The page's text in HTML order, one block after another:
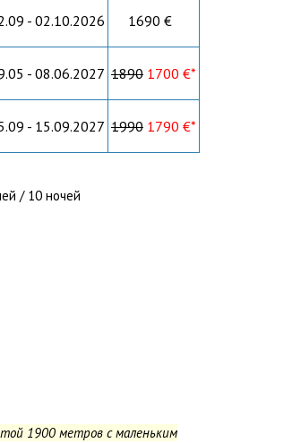
- 02.10.2026 1690 €
- 08.06.2027 1890 1700 €*
- 15.09.2027 1990 1790 €*
/ 10 ночей
1900 метров с маленьким